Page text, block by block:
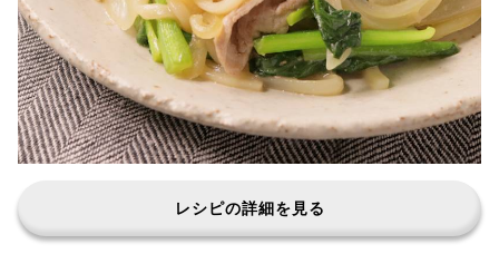
レシピの詳細を見る